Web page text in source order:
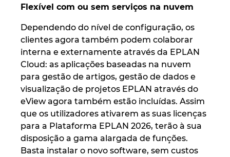
Flexível com ou sem serviços na nuvem
Dependendo do nível de configuração, os
clientes agora também podem colaborar
interna e externamente através da EPLAN
Cloud: as aplicações baseadas na nuvem
para gestão de artigos, gestão de dados e
visualização de projetos EPLAN através do
eView agora também estão incluídas. Assim
que os utilizadores ativarem as suas licenças
para a Plataforma EPLAN 2026, terão à sua
disposição a gama alargada de funções.
Basta instalar o novo software, sem custos